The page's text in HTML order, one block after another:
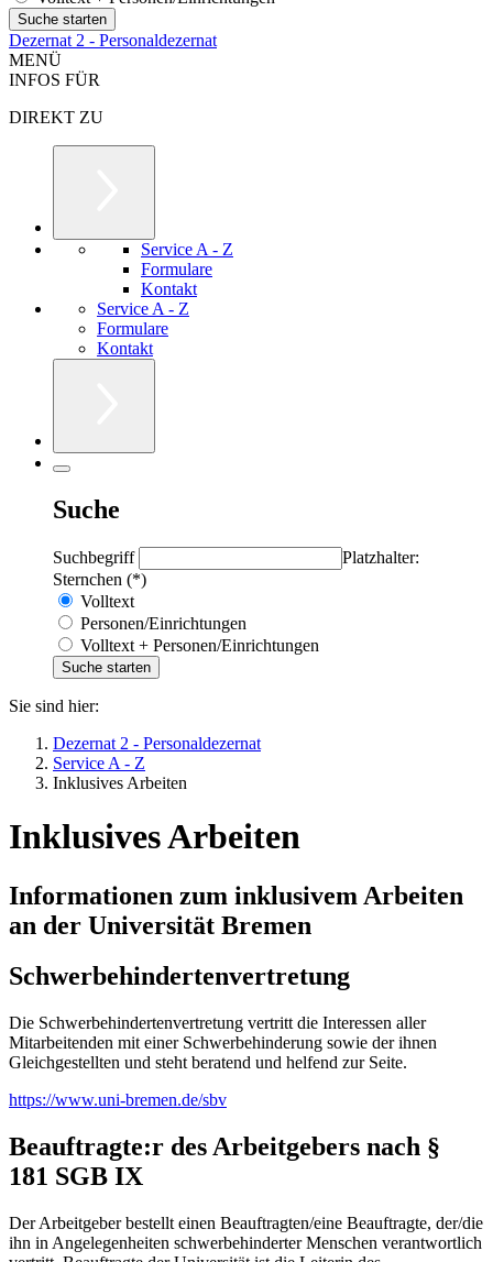
Dezernat 2 - Personaldezernat
MENÜ
INFOS FÜR
DIREKT ZU
Service A - Z
Formulare
Kontakt
Service A - Z
Formulare
Kontakt
Suche
Suchbegriff
Platzhalter:
Sternchen (*)
Volltext
Personen/Einrichtungen
Volltext + Personen/Einrichtungen
Sie sind hier:
Dezernat 2 - Personaldezernat
Service A - Z
Inklusives Arbeiten
Inklusives Arbeiten
Informationen zum inklusivem Arbeiten
an der Universität Bremen
Schwerbehindertenvertretung
Die Schwerbehindertenvertretung vertritt die Interessen aller
Mitarbeitenden mit einer Schwerbehinderung sowie der ihnen
Gleichgestellten und steht beratend und helfend zur Seite.
https://www.uni-bremen.de/sbv
Beauftragte:r des Arbeitgebers nach §
181 SGB IX
Der Arbeitgeber bestellt einen Beauftragten/eine Beauftragte, der/die
ihn in Angelegenheiten schwerbehinderter Menschen verantwortlich